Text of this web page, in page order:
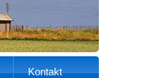
Kontakt